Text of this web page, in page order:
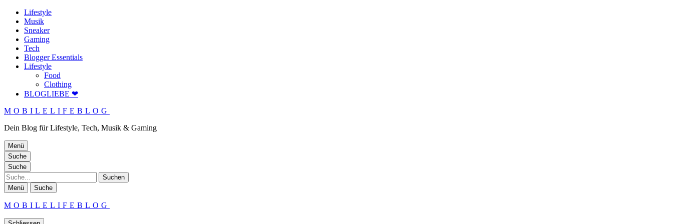
Lifestyle
Musik
Sneaker
Gaming
Tech
Blogger Essentials
Lifestyle
Food
Clothing
BLOGLIEBE ❤
MOBILELIFEBLOG
Dein Blog für Lifestyle, Tech, Musik & Gaming
Menü
Suche
Suche
Suche
Menü Suche
MOBILELIFEBLOG